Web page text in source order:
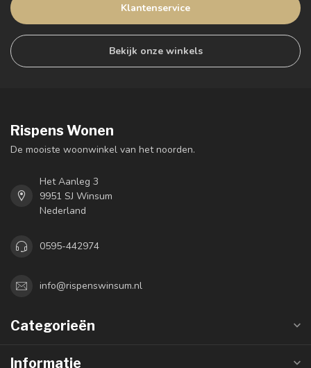
Klantenservice
Bekijk onze winkels
Rispens Wonen
De mooiste woonwinkel van het noorden.
Het Aanleg 3
9951 SJ Winsum
Nederland
0595-442974
info@rispenswinsum.nl
Categorieën
Informatie